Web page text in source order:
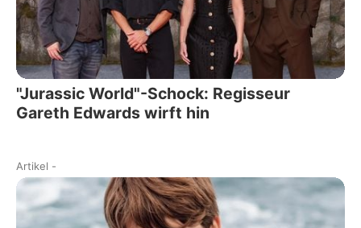
"Jurassic World"-Schock: Regisseur
Gareth Edwards wirft hin
Artikel -